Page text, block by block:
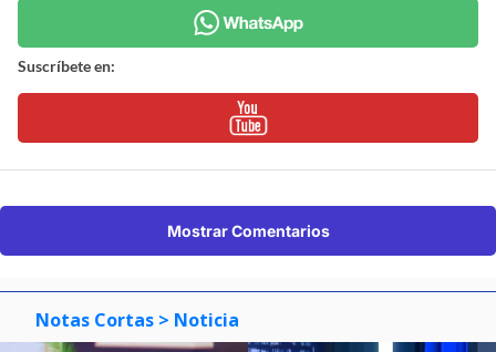
Suscríbete en:
Mostrar Comentarios
Notas Cortas > Noticia